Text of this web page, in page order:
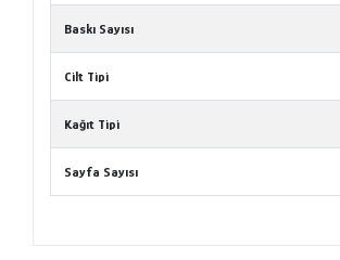
Baskı Sayısı
Cilt Tipi
Kağıt Tipi
Sayfa Sayısı